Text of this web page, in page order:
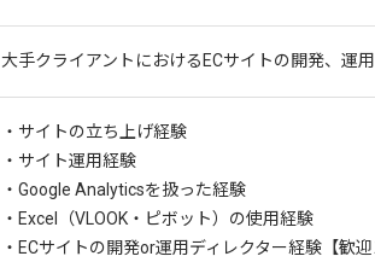
大手クライアントにおけるECサイトの開発、運用
・サイトの立ち上げ経験
・サイト運用経験
・Google Analyticsを扱った経験
・Excel（VLOOK・ピボット）の使用経験
・ECサイトの開発or運用ディレクター経験 【歓